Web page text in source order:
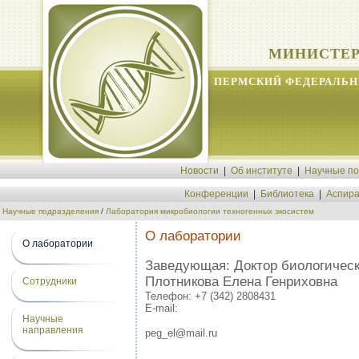
ПЕРМСКИЙ
Новости Об институте Научные
Конференции Библиотека
Научные подразделения / Лаборатория микробиологии техногенных экосистем
О лаборатории
Сотрудники
Научные
направления
О лаборатории
Заведующая: Доктор
Плотникова Елена Генриховна
Телефон: +7 (342) 2808431
E-mail:
peg_el@mail.ru